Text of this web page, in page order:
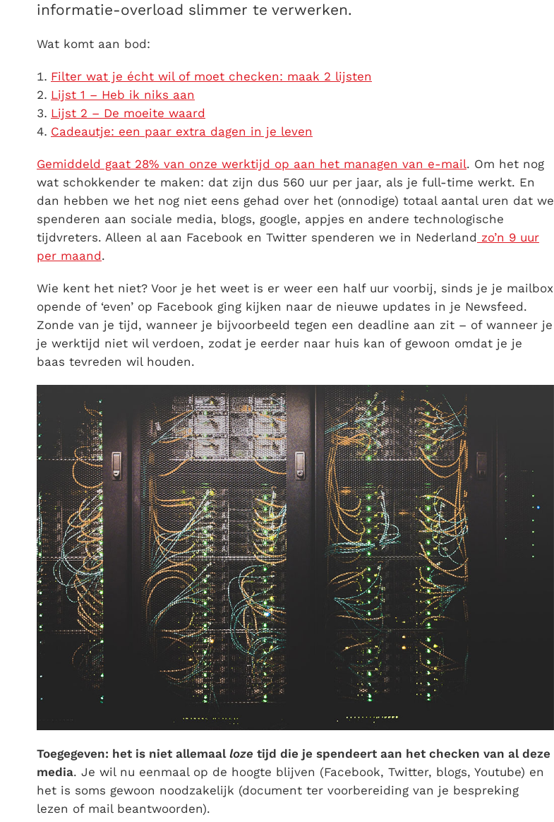
informatie-overload slimmer te verwerken.
Wat komt aan bod:
Filter wat je écht wil of moet checken: maak 2 lijsten
Lijst 1 – Heb ik niks aan
Lijst 2 – De moeite waard
Cadeautje: een paar extra dagen in je leven
Gemiddeld gaat 28% van onze werktijd op aan het managen van e-mail. Om het nog
wat schokkender te maken: dat zijn dus 560 uur per jaar, als je full-time werkt. En
dan hebben we het nog niet eens gehad over het (onnodige) totaal aantal uren dat we
spenderen aan sociale media, blogs, google, appjes en andere technologische
tijdvreters. Alleen al aan Facebook en Twitter spenderen we in Nederland zo’n 9 uur
per maand.
Wie kent het niet? Voor je het weet is er weer een half uur voorbij, sinds je je mailbox
opende of ‘even’ op Facebook ging kijken naar de nieuwe updates in je Newsfeed.
Zonde van je tijd, wanneer je bijvoorbeeld tegen een deadline aan zit – of wanneer je
je werktijd niet wil verdoen, zodat je eerder naar huis kan of gewoon omdat je je
baas tevreden wil houden.
Toegegeven: het is niet allemaal loze tijd die je spendeert aan het checken van al deze
media. Je wil nu eenmaal op de hoogte blijven (Facebook, Twitter, blogs, Youtube) en
het is soms gewoon noodzakelijk (document ter voorbereiding van je bespreking
lezen of mail beantwoorden).